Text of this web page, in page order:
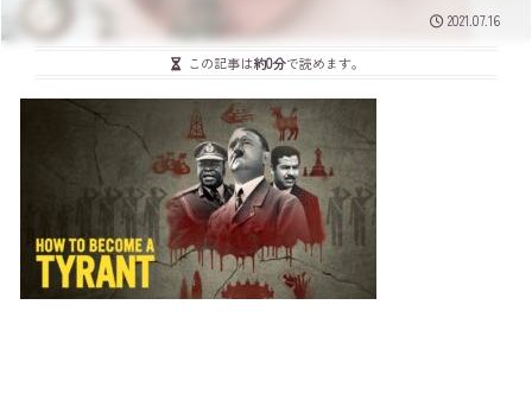
2021.07.16
この記事は約0分で読めます。